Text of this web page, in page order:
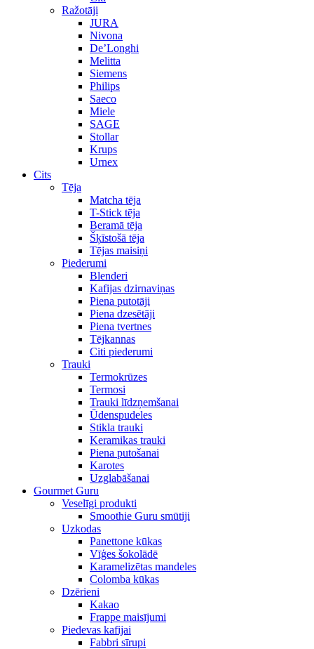
Ražotāji
JURA
Nivona
De’Longhi
Melitta
Siemens
Philips
Saeco
Miele
SAGE
Stollar
Krups
Urnex
Cits
Tēja
Matcha tēja
T-Stick tēja
Beramā tēja
Šķīstošā tēja
Tējas maisiņi
Piederumi
Blenderi
Kafijas dzirnaviņas
Piena putotāji
Piena dzesētāji
Piena tvertnes
Tējkannas
Citi piederumi
Trauki
Termokrūzes
Termosi
Trauki līdzņemšanai
Ūdenspudeles
Stikla trauki
Keramikas trauki
Piena putošanai
Karotes
Uzglabāšanai
Gourmet Guru
Veselīgi produkti
Smoothie Guru smūtiji
Uzkodas
Panettone kūkas
Vīģes šokolādē
Karamelizētas mandeles
Colomba kūkas
Dzērieni
Kakao
Frappe maisījumi
Piedevas kafijai
Fabbri sīrupi